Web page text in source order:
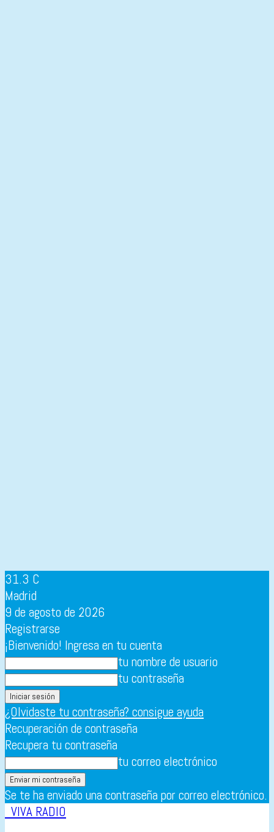
31.3 C
Madrid
9 de agosto de 2026
Registrarse
¡Bienvenido! Ingresa en tu cuenta
tu nombre de usuario
tu contraseña
¿Olvidaste tu contraseña? consigue ayuda
Recuperación de contraseña
Recupera tu contraseña
tu correo electrónico
Se te ha enviado una contraseña por correo electrónico.
VIVA RADIO